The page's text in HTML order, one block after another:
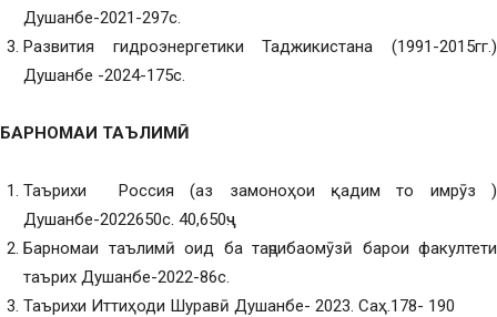
Душанбе-2021-297с.
Развития гидроэнергетики Таджикистана (1991-2015гг.)
Душанбе -2024-175с.
БАРНОМАИ ТАЪЛИМӢ
Таърихи Россия (аз замоноҳои қадим то имрӯз )
Душанбе-2022650с. 40,650ҷҷ.
Барномаи таълимӣ оид ба таҷрибаомӯзӣ барои факултети
таърих Душанбе-2022-86с.
Таърихи Иттиҳоди Шуравӣ Душанбе- 2023. Саҳ.178- 190